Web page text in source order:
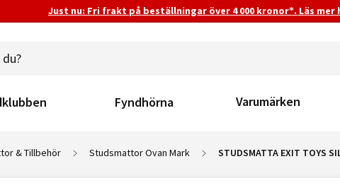
Just nu: Fri frakt på beställningar över 4 000 kronor*. Läs mer
Fyndhörna Varumärken
& Tillbehör Studsmattor Ovan Mark STUDSMATTA EXIT TOYS